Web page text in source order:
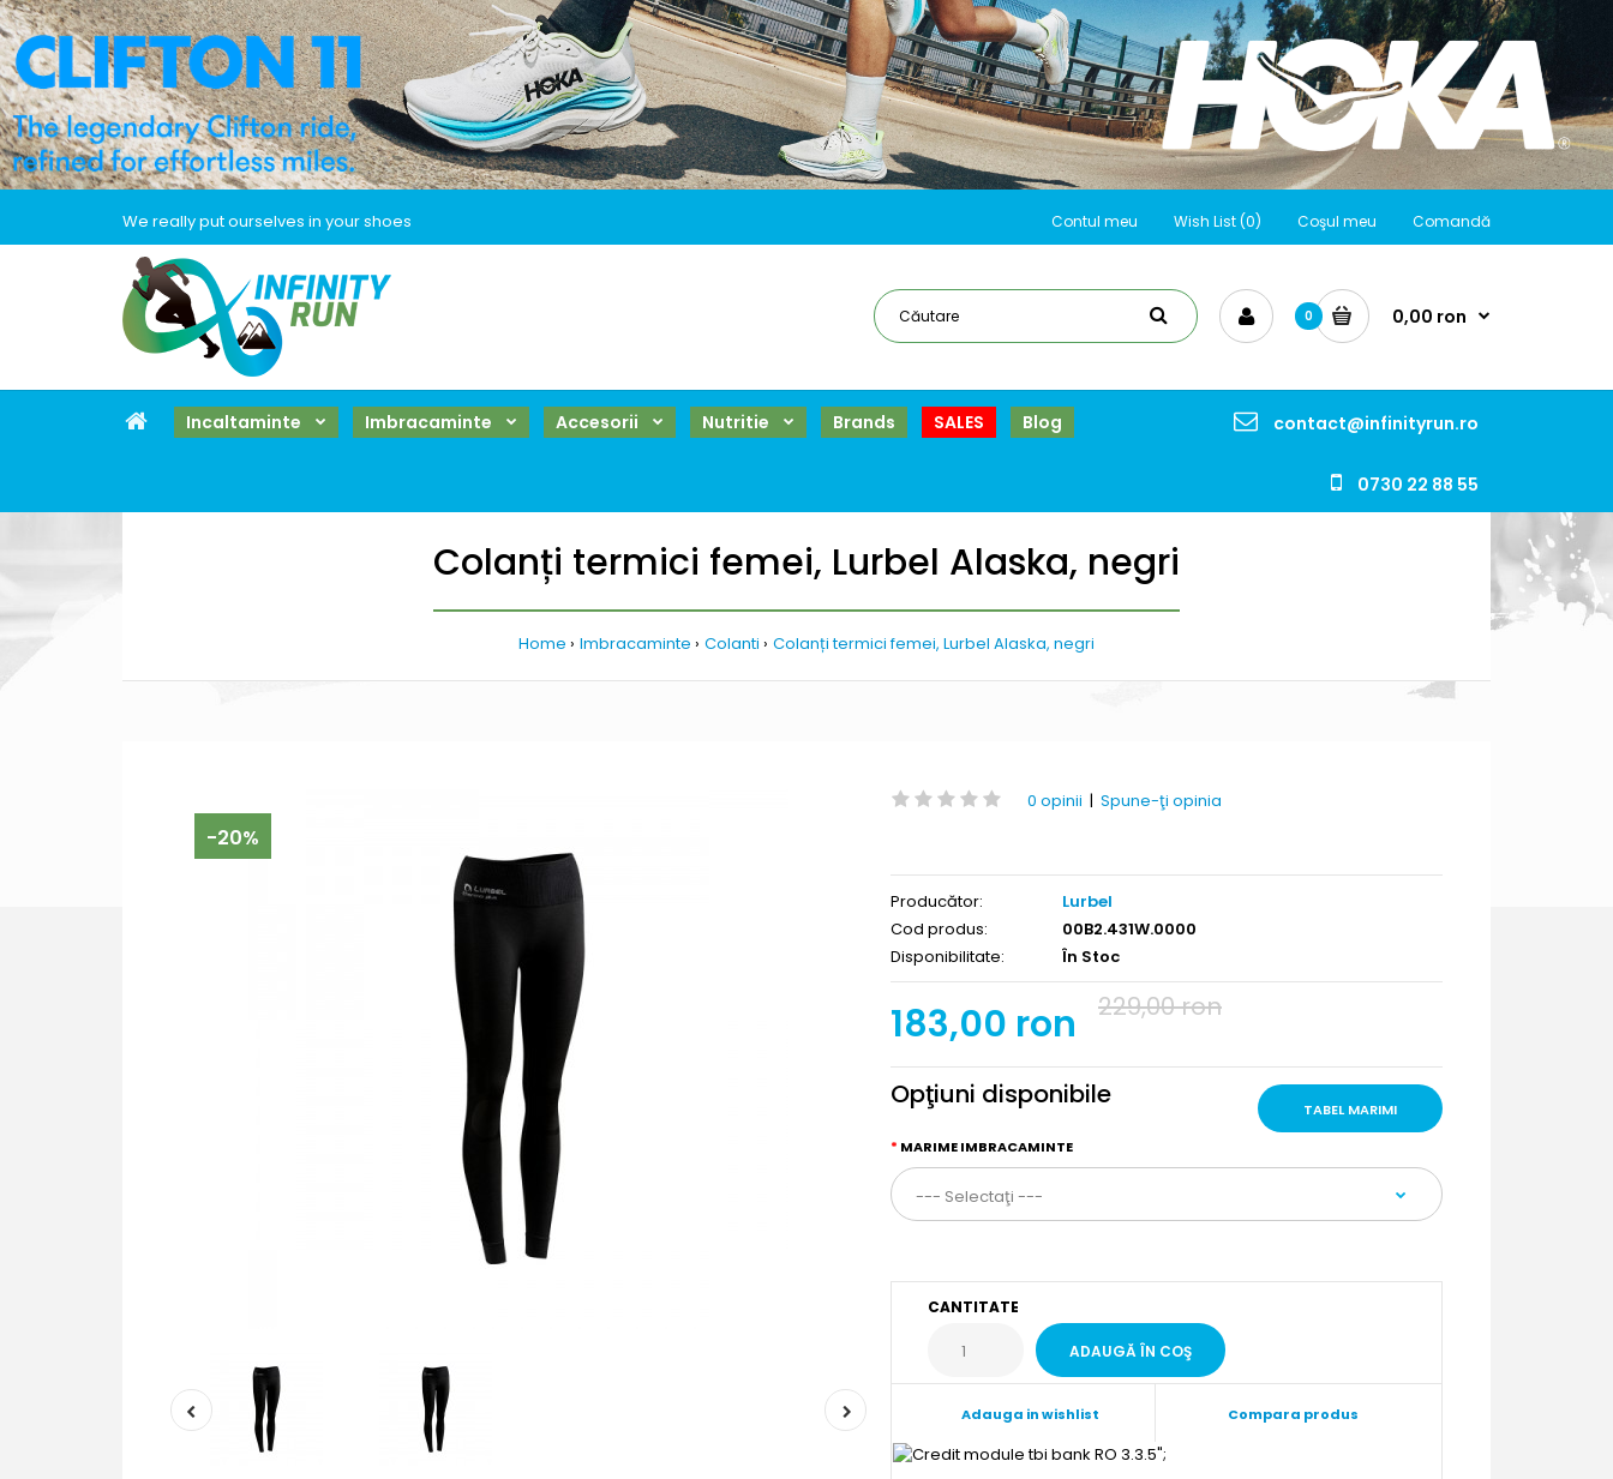
We really put ourselves in your shoes Contul meu Wish List (0) Coşul meu Comandă
0 0,00 ron
Incaltaminte Imbracaminte Accesorii Nutritie Brands SALES Blog contact@infinityrun.ro
0730 22 88 55
Colanți termici femei, Lurbel Alaska, negri
Home Imbracaminte Colanti Colanți termici femei, Lurbel Alaska, negri
-20%
0 opinii | Spune-ţi opinia
Producător:
Lurbel
Cod produs:
00B2.431W.0000
Disponibilitate:
În Stoc
183,00 ron 229,00 ron
TABEL MARIMI
Opţiuni disponibile
MARIME IMBRACAMINTE
CANTITATE
Adauga in wishlist Compara produs
";